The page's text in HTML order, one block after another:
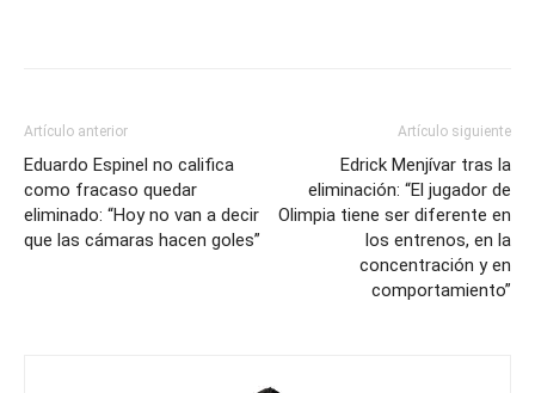
darnos
cuenta
quien
quería
y
Artículo anterior
Eduardo Espinel no califica
como fracaso quedar
eliminado: “Hoy no van a decir
que las cámaras hacen goles”
Artículo siguiente
Edrick Menjívar tras la
eliminación: “El jugador de
Olimpia tiene ser diferente en
los entrenos, en la
concentración y en
comportamiento”